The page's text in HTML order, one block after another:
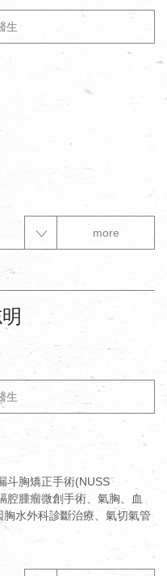
生
more
生
斗胸矯正手術(NUSS
腔腫瘤微創手術、氣胸、血
水外科診斷治療、氣切氣管